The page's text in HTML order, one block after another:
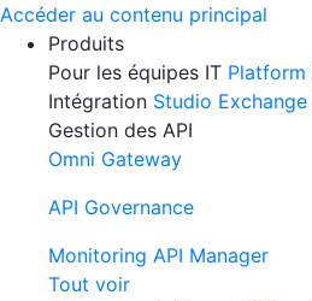
Skip
content
Accéder au contenu principal
Produits
Pour les équipes IT Platform
Intégration Studio Exchange
Gestion des API
Omni Gateway
API Governance
Monitoring API Manager
Tout voir